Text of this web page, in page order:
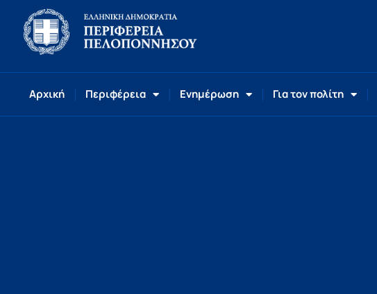
Αρχική Περιφέρεια Ενημέρωση Για τον πολίτη